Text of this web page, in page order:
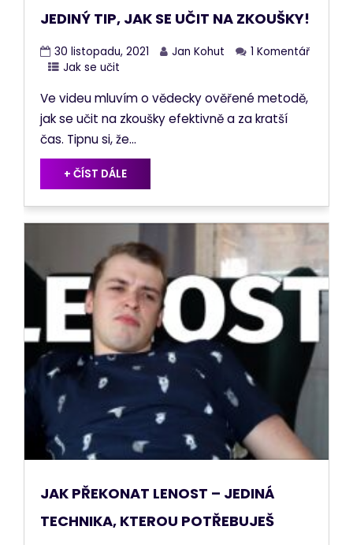
JEDINÝ TIP, JAK SE UČIT NA ZKOUŠKY!
30 listopadu, 2021 Jan Kohut
1 Komentář
Jak se učit
Ve videu mluvím o vědecky ověřené metodě,
jak se učit na zkoušky efektivně a za kratší
čas. Tipnu si, že...
+ ČÍST DÁLE
JAK PŘEKONAT LENOST – JEDINÁ
TECHNIKA, KTEROU POTŘEBUJEŠ